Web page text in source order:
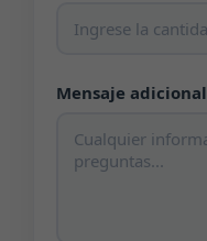
Mensaje adicional